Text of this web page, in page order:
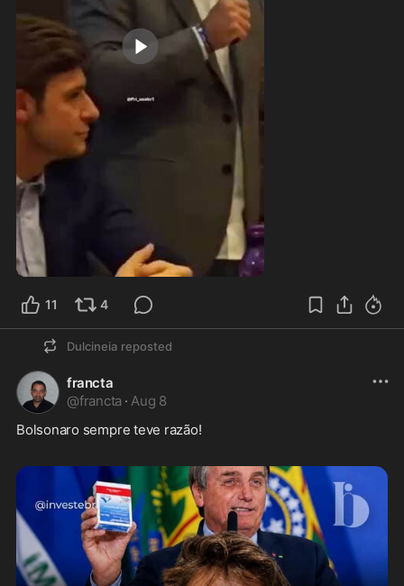
1:18
11 4
Dulcineia reposted
francta
@francta · Aug 8
Bolsonaro sempre teve razão!